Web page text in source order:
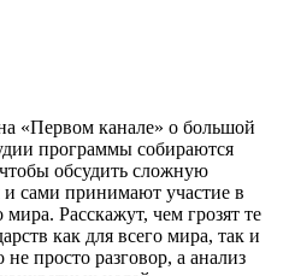
«Первом канале» о большой
программы собираются
обсудить сложную
сами принимают участие в
Расскажут, чем грозят те
как для всего мира, так и
просто разговор, а анализ